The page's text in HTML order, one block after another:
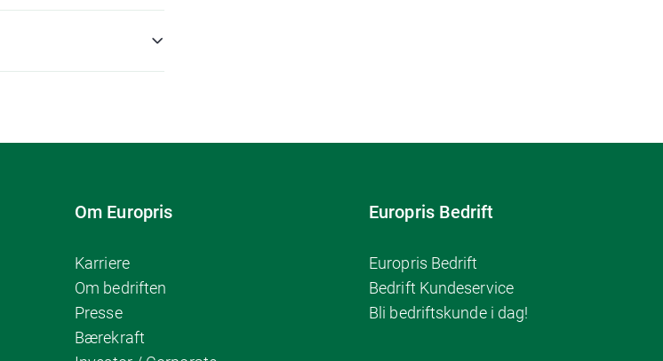
Om Europris
Karriere
Om bedriften
Presse
Bærekraft
Europris Bedrift
Europris Bedrift
Bedrift Kundeservice
Bli bedriftskunde i dag!